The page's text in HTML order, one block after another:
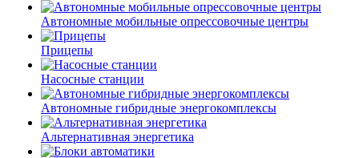
Автономные мобильные опрессовочные центры
Прицепы
Насосные станции
Автономные гибридные энергокомплексы
Альтернативная энергетика